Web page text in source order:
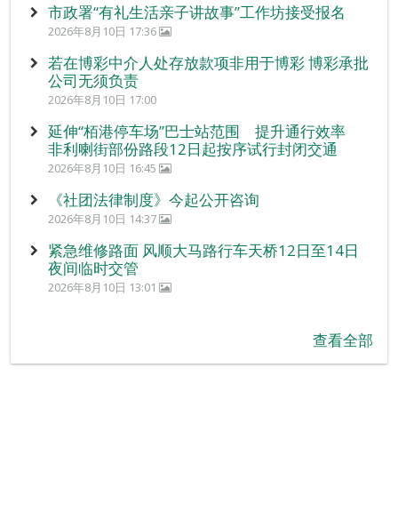
市政署“有礼生活亲子讲故事”工作坊接受报名
2026年8月10日 17:36
若在博彩中介人处存放款项非用于博彩 博彩承批
公司无须负责
2026年8月10日 17:00
延伸“栢港停车场”巴士站范围 提升通行效率
非利喇街部份路段12日起按序试行封闭交通
2026年8月10日 16:45
《社团法律制度》今起公开咨询
2026年8月10日 14:37
紧急维修路面 风顺大马路行车天桥12日至14日
夜间临时交管
2026年8月10日 13:01
查看全部